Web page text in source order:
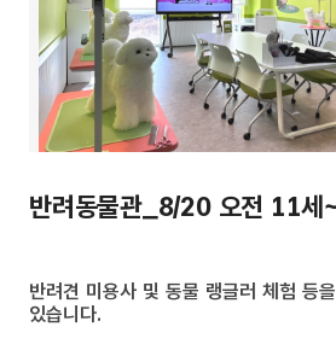
반려동물관_8/20 오전 11세
반려견 미용사 및 동물 랭글러 체험 등
있습니다.